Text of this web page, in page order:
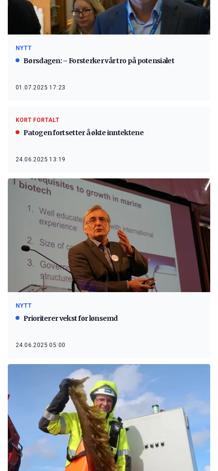
NYTT
Børsdagen: – Forsterker vår tro på potensialet
01.07.2025 17:23
KORT FORTALT
Patogen fortsetter å økte inntektene
24.06.2025 13:19
NYTT
Prioriterer vekst før lønsemd
24.06.2025 05:00